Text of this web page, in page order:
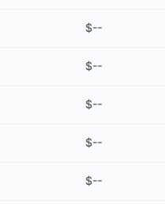
$--
$--
$--
$--
$--